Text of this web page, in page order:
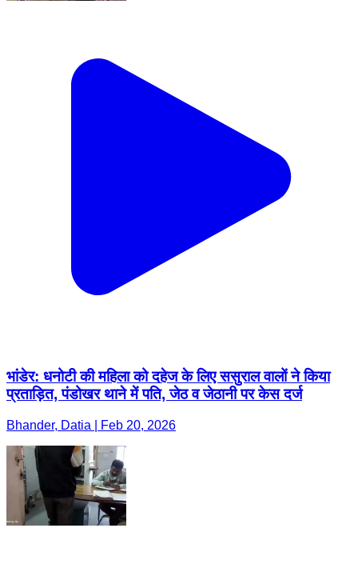
भांडेर: धनोटी की महिला को दहेज के लिए ससुराल वालों ने किया
प्रताड़ित, पंडोखर थाने में पति, जेठ व जेठानी पर केस दर्ज
Bhander, Datia | Feb 20, 2026